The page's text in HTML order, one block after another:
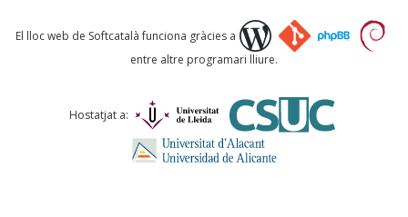
Què proposeu?
Comentari *
El lloc web de Softcatalà funciona gràcies a
entre altre programari lliure.
Hostatjat a: